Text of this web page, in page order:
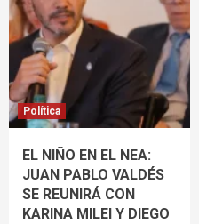
Política
EL NIÑO EN EL NEA:
JUAN PABLO VALDÉS
SE REUNIRÁ CON
KARINA MILEI Y DIEGO